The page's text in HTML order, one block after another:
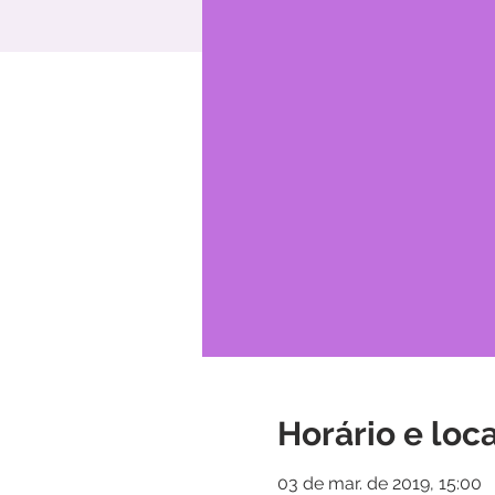
Horário e
03 de mar. de 2019, 15:00